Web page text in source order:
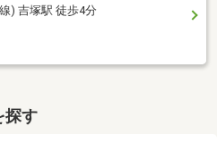
) 吉塚駅 徒歩4分
探す